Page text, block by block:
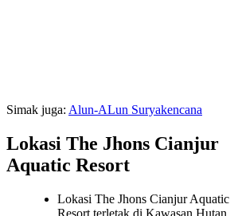
Simak juga: Alun-ALun Suryakencana
Lokasi The Jhons Cianjur
Aquatic Resort
Lokasi The Jhons Cianjur Aquatic
Resort terletak di Kawasan Hutan